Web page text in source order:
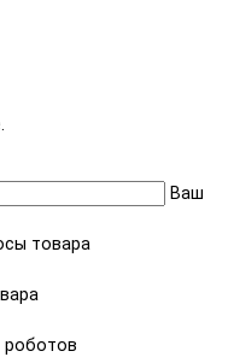
Ваш
товара